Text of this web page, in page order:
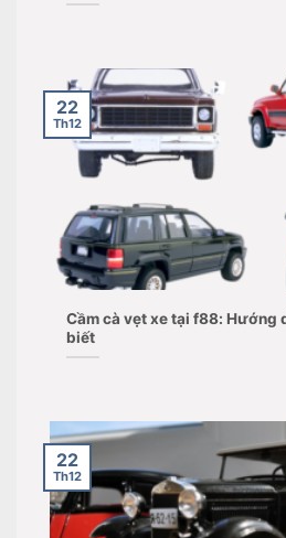
Cầm cà vẹt xe tại f88: Hướng
biết
22
Th12
22
Th12